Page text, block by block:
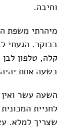
וחיבה.
מיהרתי משפת
בבוקר. הגעתי
קלה, טלפון
בשעה אחת יהיה
השעה עשר
לחניית
שצריך למלא.